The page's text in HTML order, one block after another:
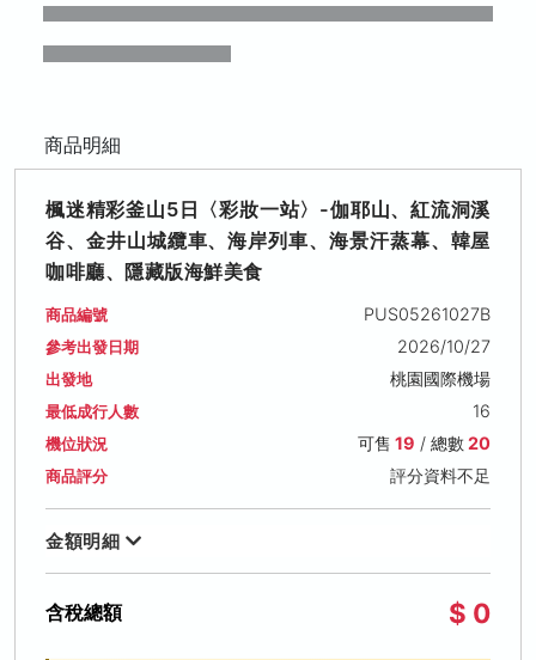
商品明細
楓迷精彩釜山5日〈彩妝一站〉-伽耶山、紅流洞溪
谷、金井山城纜車、海岸列車、海景汗蒸幕、韓屋
咖啡廳、隱藏版海鮮美食
商品編號 PUS05261027B
參考出發日期 2026/10/27
出發地 桃園國際機場
最低成行人數 16
機位狀況 可售 19 / 總數20
商品評分 評分資料不足
金額明細
含稅總額 $ 0